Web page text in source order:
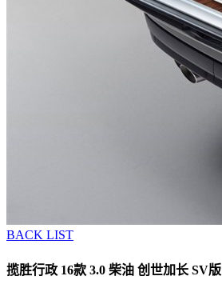
BACK LIST
揽胜行政 16款 3.0 柴油 创世加长 SV版